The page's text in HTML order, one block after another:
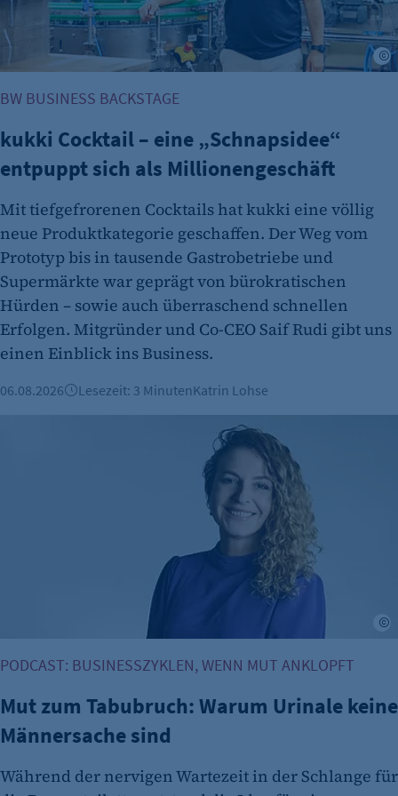
Besuchers, wenn auf der Seite des Kunden das
Tracking Opt-In ausgespielt wird. Wird auch
für ein eventuelles Opt-Out verwendet.
Cookie Laufzeit:
fe_typo_user
Name:
fe_typo_user
Anbieter:
CMS TYPO3
Zweck:
Session-Cookie für die Verwaltung von
Benutzer-Sessions (z. B. bei Login, Umfrage
oder Formularen). Wird auch bei Caching zur
Dieser Cookie speichert die ausgewählten
Einverständnis-Optionen des Benutzers
Cookie Laufzeit:
BW BUSINESS BACKSTAGE
kukki Cocktail – eine „Schnapsidee“
entpuppt sich als Millionengeschäft
Mit tiefgefrorenen Cocktails hat kukki eine völlig
neue Produktkategorie geschaffen. Der Weg vom
Prototyp bis in tausende Gastrobetriebe und
Supermärkte war geprägt von bürokratischen
Hürden – sowie auch überraschend schnellen
Erfolgen. Mitgründer und Co-CEO Saif Rudi gibt uns
einen Einblick ins Business.
06.08.2026 Lesezeit: 3 MinutenKatrin Lohse
Mut zum Tabubruch: Warum Urinale keine Männersache
PODCAST: BUSINESSZYKLEN, WENN MUT ANKLOPFT
Mut zum Tabubruch: Warum Urinale keine
Männersache sind
Während der nervigen Wartezeit in der Schlange für